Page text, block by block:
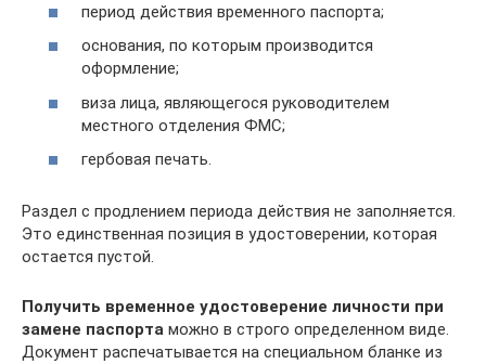
период действия временного паспорта;
основания, по которым производится
оформление;
виза лица, являющегося руководителем
местного отделения ФМС;
гербовая печать.
Раздел с продлением периода действия не заполняется.
Это единственная позиция в удостоверении, которая
остается пустой.
Получить временное удостоверение личности при
замене паспорта можно в строго определенном виде.
Документ распечатывается на специальном бланке из